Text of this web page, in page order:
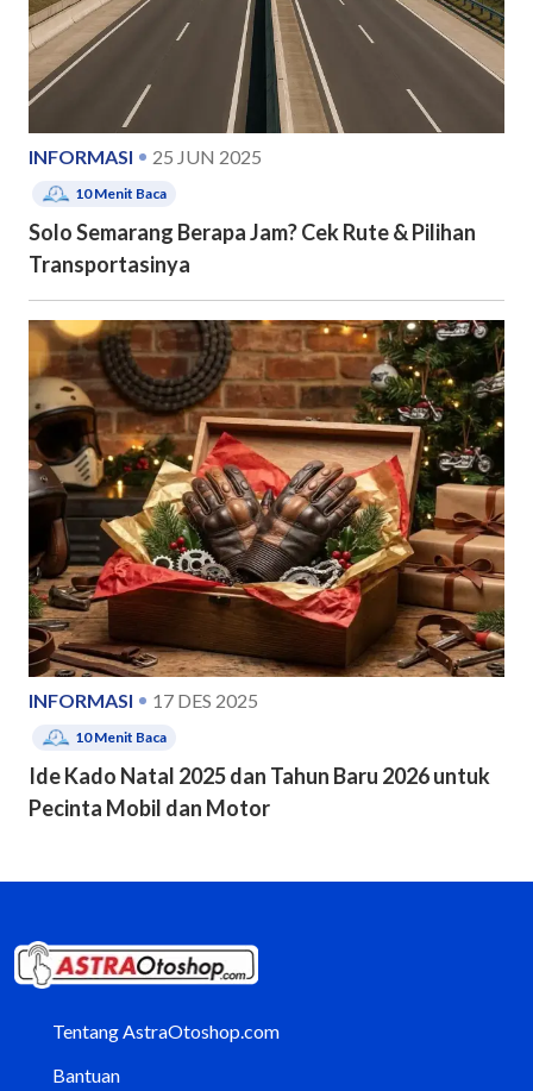
INFORMASI 25 JUN 2025
10Menit Baca
Solo Semarang Berapa Jam? Cek Rute & Pilihan
Transportasinya
INFORMASI 17 DES 2025
10Menit Baca
Ide Kado Natal 2025 dan Tahun Baru 2026 untuk
Pecinta Mobil dan Motor
Tentang AstraOtoshop.com
Bantuan